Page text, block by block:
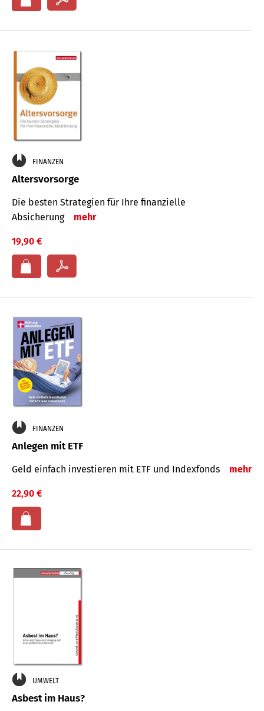
FINANZEN
Altersvorsorge
Die besten Strategien für Ihre finanzielle
Absicherung
mehr
19,90 €
FINANZEN
Anlegen mit ETF
Geld einfach investieren mit ETF und Indexfonds mehr
22,90 €
UMWELT
Asbest im Haus?